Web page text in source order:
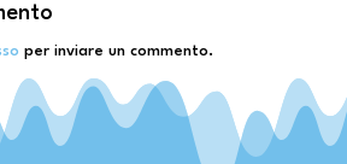
per inviare un commento.